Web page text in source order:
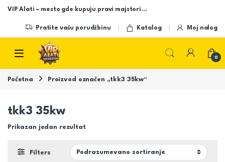
Skip to navigation
Skip to content
VIP Alati – mesto gde kupuju pravi majstori…
Pratite vašu porudžbinu Katalog Moj nalog
Open
0
Početna Proizvod označen „tkk3 35kw“
tkk3 35kw
Prikazan jedan rezultat
Filters